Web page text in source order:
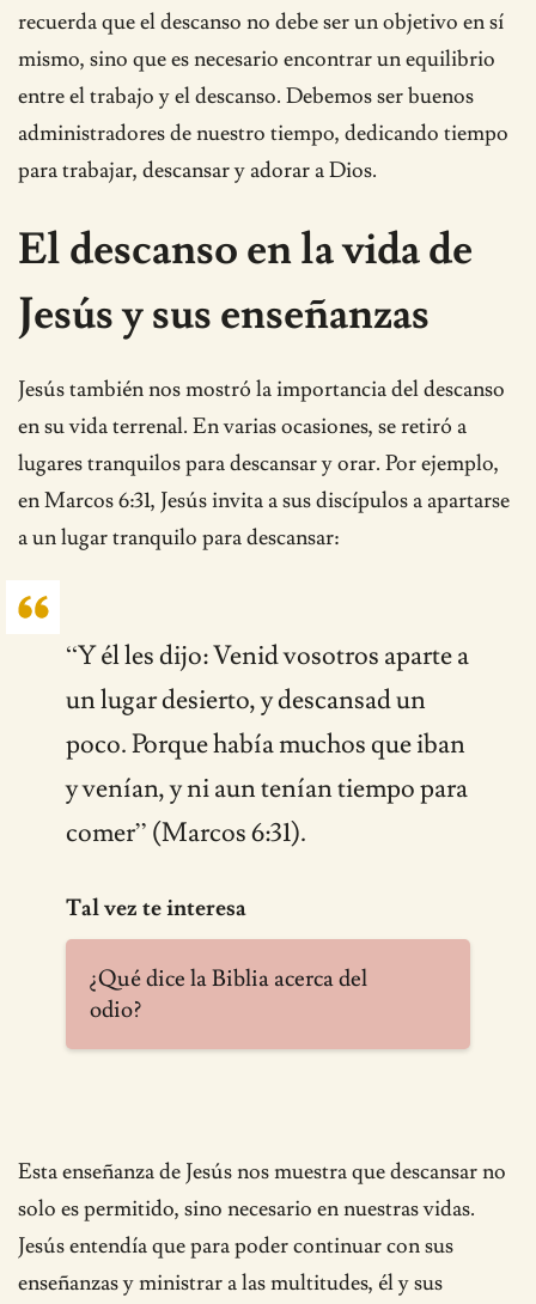
recuerda que el descanso no debe ser un objetivo en sí
mismo, sino que es necesario encontrar un equilibrio
entre el trabajo y el descanso. Debemos ser buenos
administradores de nuestro tiempo, dedicando tiempo
para trabajar, descansar y adorar a Dios.
El descanso en la vida de
Jesús y sus enseñanzas
Jesús también nos mostró la importancia del descanso
en su vida terrenal. En varias ocasiones, se retiró a
lugares tranquilos para descansar y orar. Por ejemplo,
en Marcos 6:31, Jesús invita a sus discípulos a apartarse
a un lugar tranquilo para descansar:
“Y él les dijo: Venid vosotros aparte a
un lugar desierto, y descansad un
poco. Porque había muchos que iban
y venían, y ni aun tenían tiempo para
comer” (Marcos 6:31).
Tal vez te interesa
¿Qué dice la Biblia acerca del
odio?
Esta enseñanza de Jesús nos muestra que descansar no
solo es permitido, sino necesario en nuestras vidas.
Jesús entendía que para poder continuar con sus
enseñanzas y ministrar a las multitudes, él y sus